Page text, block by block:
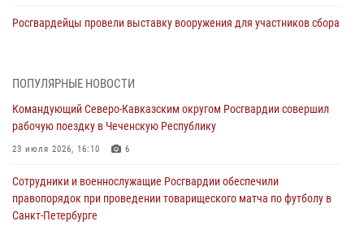
Росгвардейцы провели выставку вооружения для участников сбора
второй годовщине вторжения ВСУ на территорию области
06 августа 2026, 11:56
угрожавшего подростку травматическим пистолетом
06 августа 2026, 11:33 1
ПОПУЛЯРНЫЕ НОВОСТИ
Командующий Северо-Кавказским округом Росгвардии совершил
рабочую поездку в Чеченскую Республику
23 июля 2026, 16:10 6
Сотрудники и военнослужащие Росгвардии обеспечили
правопорядок при проведении товарищеского матча по футболу в
Санкт-Петербурге